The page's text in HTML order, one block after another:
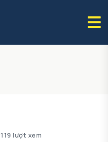
119 lượt xem